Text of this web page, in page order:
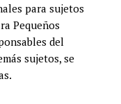
para sujetos
Pequeños
del
sujetos, se